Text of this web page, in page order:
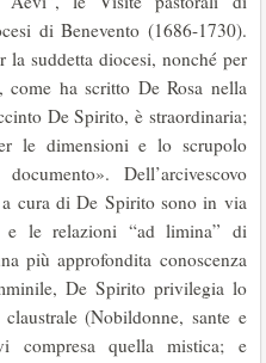
di Benevento (1686-1730).
la suddetta diocesi, nonché per
ha scritto De Rosa nella
De Spirito, è straordinaria;
le dimensioni e lo scrupolo
Dell’arcivescovo
cura di De Spirito sono in via
le relazioni “ad limina” di
più approfondita conoscenza
De Spirito privilegia lo
claustrale (Nobildonne, sante e
compresa quella mistica; e